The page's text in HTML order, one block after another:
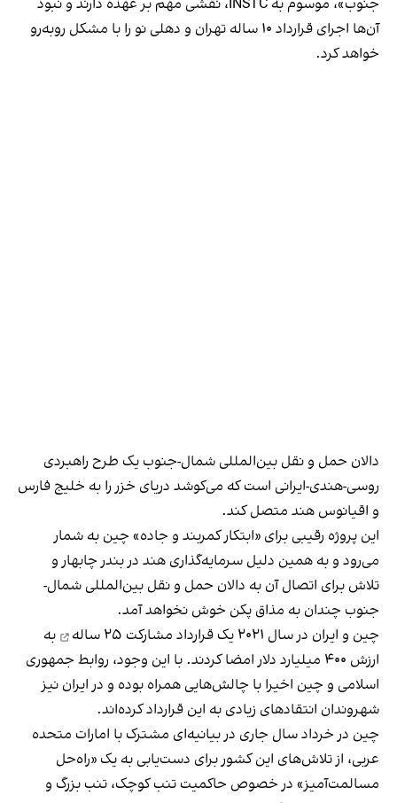
جنوب»، موسوم به INSTC، نقشی مهم بر عهده دارند و نبود
آن‌ها اجرای قرارداد ۱۰ ساله تهران و دهلی نو را با مشکل روبه‌رو
خواهد کرد.
دالان حمل و نقل بین‌المللی شمال-جنوب یک طرح راهبردی
روسی-هندی-ایرانی است که می‌کوشد دریای خزر را به خلیج فارس
و اقیانوس هند متصل کند.
این پروژه رقیبی برای «ابتکار کمربند و جاده» چین به شمار
می‌رود و به همین دلیل سرمایه‌گذاری هند در بندر چابهار و
تلاش برای اتصال آن به دالان حمل و نقل بین‌المللی شمال-
جنوب چندان به مذاق پکن خوش نخواهد آمد.
چین و ایران در سال ۲۰۲۱ یک
قرارداد مشارکت ۲۵ ساله‌
به
ارزش ۴۰۰ میلیارد دلار امضا کردند. با این وجود، روابط جمهوری
اسلامی و چین اخیرا با چالش‌هایی همراه بوده و در ایران نیز
شهروندان انتقادهای زیادی به این قرارداد کرده‌اند.
چین در خرداد سال جاری در بیانیه‌ای مشترک با امارات متحده
عربی، از تلاش‌های این کشور برای دست‌یابی به یک «راه‌حل
مسالمت‌آمیز» در خصوص حاکمیت تنب کوچک، تنب بزرگ و